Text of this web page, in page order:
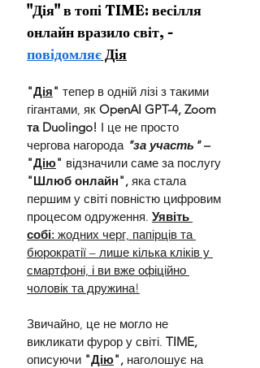
"Дія" в топі TIME: весілля
онлайн вразило світ, -
повідомляє Дія
"Дія" тепер в одній лізі з такими
гігантами, як OpenAI GPT-4, Zoom
та Duolingo! І це не просто
чергова нагорода "за участь" –
"Дію" відзначили саме за послугу
"Шлюб онлайн", яка стала
першим у світі повністю цифровим
процесом одруження. Уявіть
собі: жодних черг, папірців та
бюрократії – лише кілька кліків у
смартфоні, і ви вже офіційно
чоловік та дружина!
Звичайно, це не могло не
викликати фурор у світі. TIME,
описуючи "Дію", наголошує на